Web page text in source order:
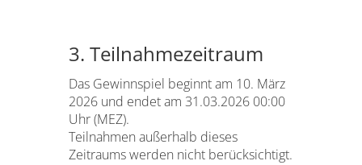
3. Teilnahmezeitraum
Das Gewinnspiel beginnt am 10. März
2026 und endet am 31.03.2026 00:00
Uhr (MEZ).
Teilnahmen außerhalb dieses
Zeitraums werden nicht berücksichtigt.